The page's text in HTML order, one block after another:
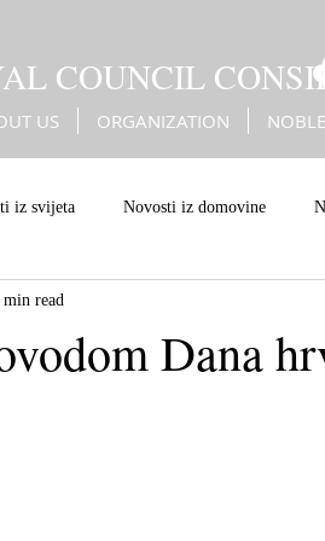
COUNCIL
US ORGANIZATION
iz svijeta Novosti iz domovine
Battle of Sisak
Dana
min read